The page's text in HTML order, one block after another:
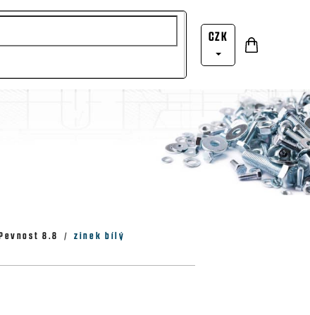
CZK
Přihlášení
Nákupní
košík
8.8 zinek bílý